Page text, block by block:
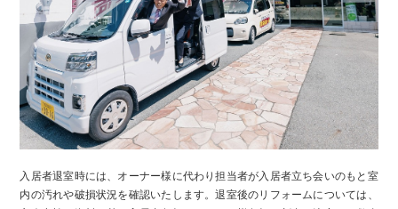
入居者退室時には、オーナー様に代わり担当者が入居者立ち会いのもと室
内の汚れや破損状況を確認いたします。退室後のリフォームについては、